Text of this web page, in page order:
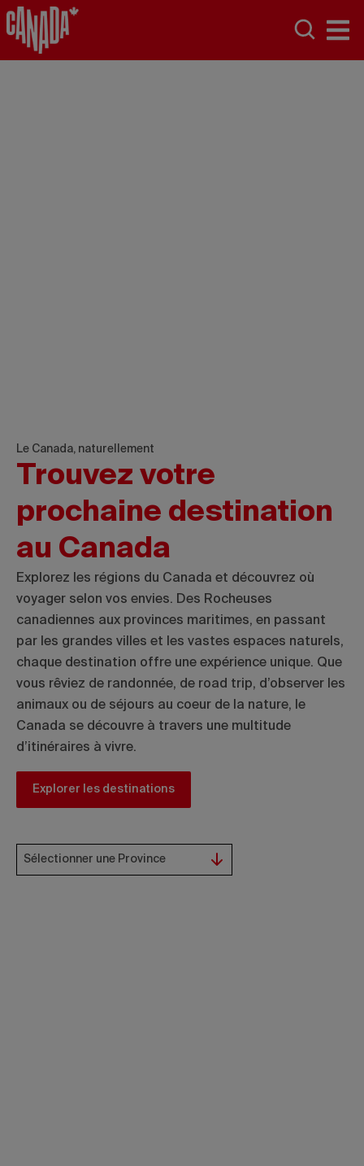
Le Canada, naturellement
Trouvez votre
prochaine destination
au Canada
Explorez les régions du Canada et découvrez où
voyager selon vos envies. Des Rocheuses
canadiennes aux provinces maritimes, en passant
par les grandes villes et les vastes espaces naturels,
chaque destination offre une expérience unique. Que
vous rêviez de randonnée, de road trip, d’observer les
animaux ou de séjours au coeur de la nature, le
Canada se découvre à travers une multitude
d’itinéraires à vivre.
Explorer les destinations
Sélectionner une Province